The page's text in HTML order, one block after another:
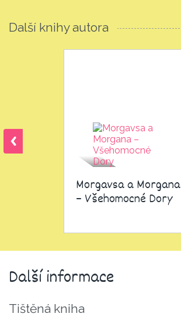
Další knihy autora
Morgavsa a Morgana
– Všehomocné Dory
Další informace
Tištěná kniha